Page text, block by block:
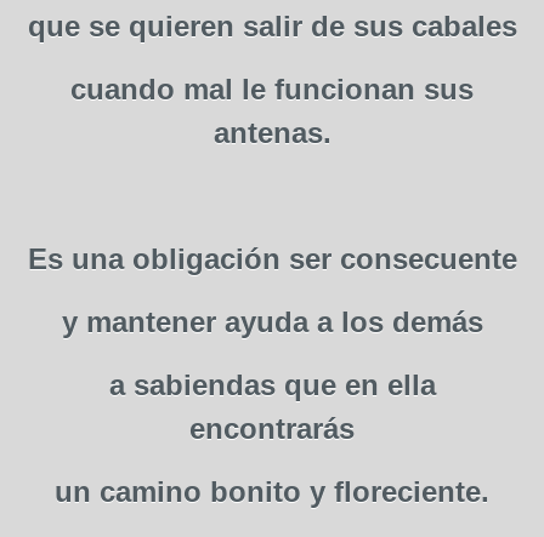
que se quieren salir de sus cabales
cuando mal le funcionan sus
antenas.
Es una obligación ser consecuente
y mantener ayuda a los demás
a sabiendas que en ella
encontrarás
un camino bonito y floreciente.